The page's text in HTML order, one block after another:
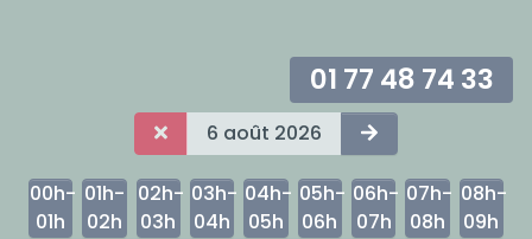
01 77 48 74 33
6 août 2026
00h-
01h
01h-
02h
02h-
03h
03h-
04h
04h-
05h
05h-
06h
06h-
07h
07h-
08h
08h-
09h